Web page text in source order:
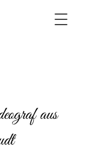
aus